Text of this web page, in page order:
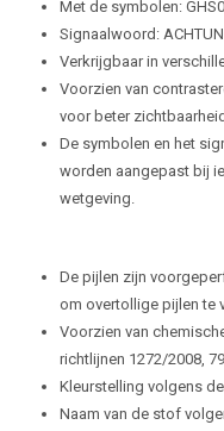
Met de symbolen:
Signaalwoord:
Verkrijgbaar in
Voorzien van
voor beter
De symbolen en het
worden aangepast bij
wetgeving.
De pijlen zijn
om overtollige pijlen te
Voorzien van
richtlijnen 1272/2008,
Kleurstelling volgens
Naam van de stof